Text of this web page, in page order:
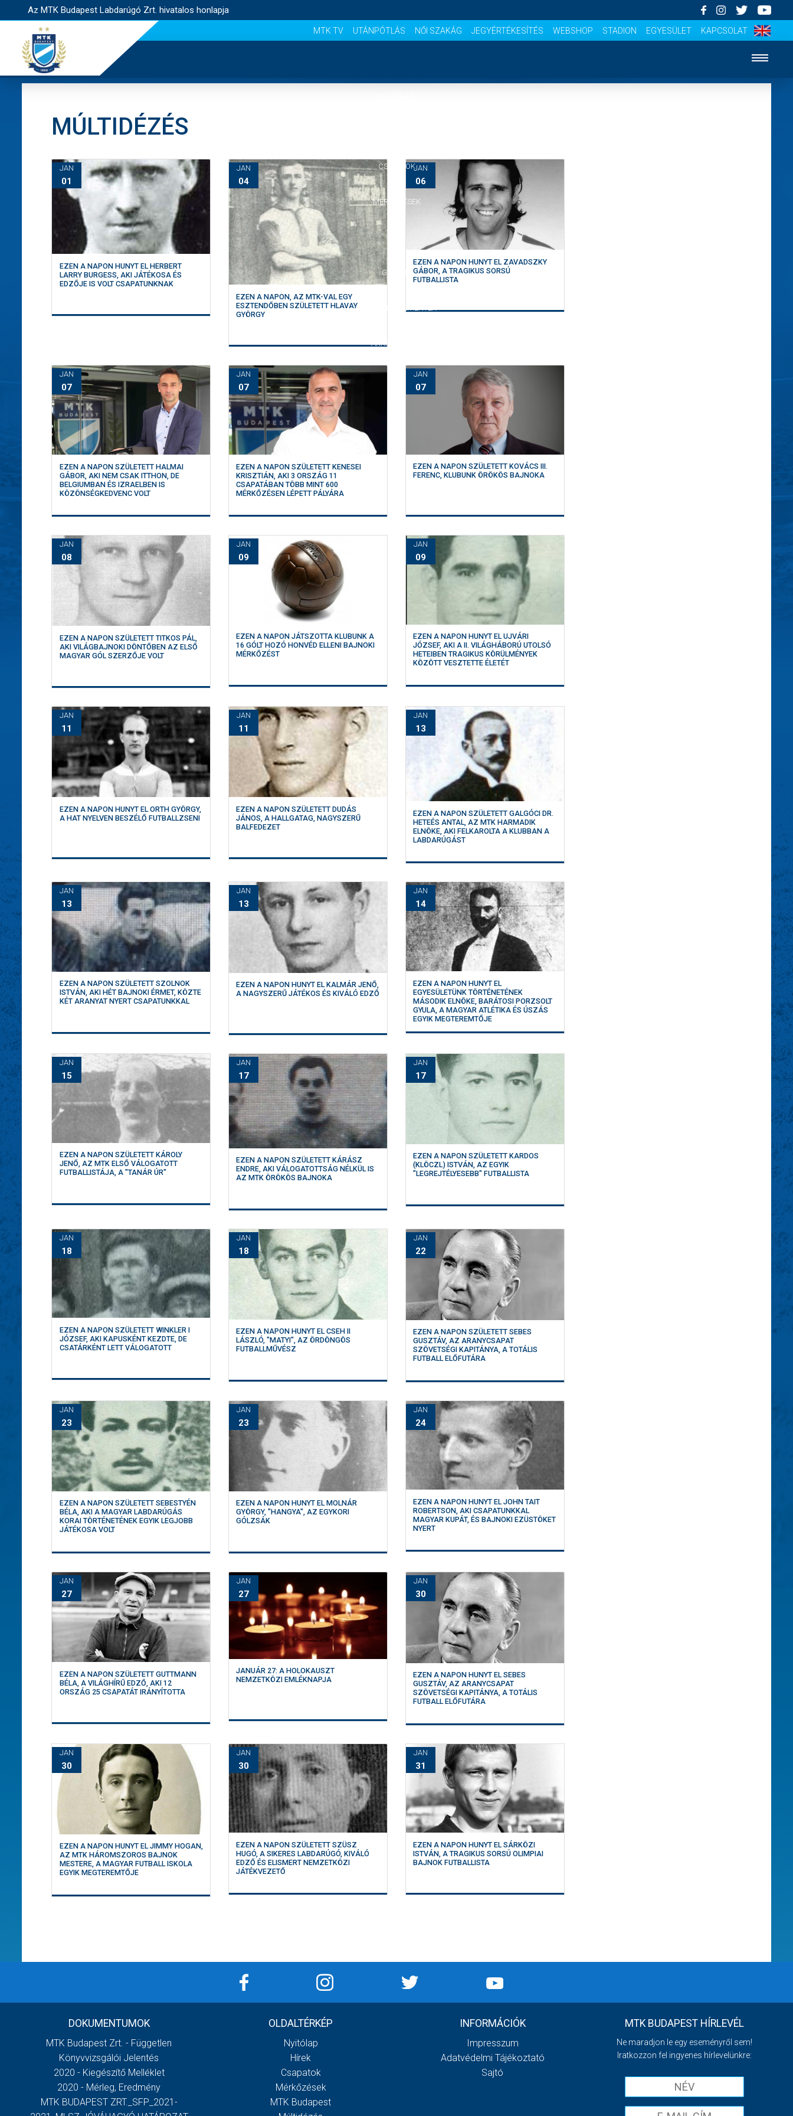
Az MTK Budapest Labdarúgó Zrt. hivatalos honlapja
MTK TV UTÁNPÓTLÁS NŐI SZAKÁG JEGYÉRTÉKESÍTÉS WEBSHOP STADION EGYESÜLET KAPCSOLAT
CSAPATOK
MÉRKŐZÉSEK
GALÉRIA
SZURKOLÓI ÉLMÉNYEK
AKKREDITÁCIÓ
MÚLTIDÉZÉS
JAN
01
EZEN A NAPON HUNYT EL HERBERT
LARRY BURGESS, AKI JÁTÉKOSA ÉS
EDZŐJE IS VOLT CSAPATUNKNAK
JAN
04
EZEN A NAPON, AZ MTK-VAL EGY
ESZTENDŐBEN SZÜLETETT HLAVAY
GYÖRGY
JAN
06
EZEN A NAPON HUNYT EL ZAVADSZKY
GÁBOR, A TRAGIKUS SORSÚ
FUTBALLISTA
JAN
07
EZEN A NAPON SZÜLETETT HALMAI
GÁBOR, AKI NEM CSAK ITTHON, DE
BELGIUMBAN ÉS IZRAELBEN IS
KÖZÖNSÉGKEDVENC VOLT
JAN
07
EZEN A NAPON SZÜLETETT KENESEI
KRISZTIÁN, AKI 3 ORSZÁG 11
CSAPATÁBAN TÖBB MINT 600
MÉRKŐZÉSEN LÉPETT PÁLYÁRA
JAN
07
EZEN A NAPON SZÜLETETT KOVÁCS III.
FERENC, KLUBUNK ÖRÖKÖS BAJNOKA
JAN
08
EZEN A NAPON SZÜLETETT TITKOS PÁL,
AKI VILÁGBAJNOKI DÖNTŐBEN AZ ELSŐ
MAGYAR GÓL SZERZŐJE VOLT
JAN
09
EZEN A NAPON JÁTSZOTTA KLUBUNK A
16 GÓLT HOZÓ HONVÉD ELLENI BAJNOKI
MÉRKŐZÉST
JAN
09
EZEN A NAPON HUNYT EL UJVÁRI
JÓZSEF, AKI A II. VILÁGHÁBORÚ UTOLSÓ
HETEIBEN TRAGIKUS KÖRÜLMÉNYEK
KÖZÖTT VESZTETTE ÉLETÉT
JAN
11
EZEN A NAPON HUNYT EL ORTH GYÖRGY,
A HAT NYELVEN BESZÉLŐ FUTBALLZSENI
JAN
11
EZEN A NAPON SZÜLETETT DUDÁS
JÁNOS, A HALLGATAG, NAGYSZERŰ
BALFEDEZET
JAN
13
EZEN A NAPON SZÜLETETT GALGÓCI DR.
HETEÉS ANTAL, AZ MTK HARMADIK
ELNÖKE, AKI FELKAROLTA A KLUBBAN A
LABDARÚGÁST
JAN
13
EZEN A NAPON SZÜLETETT SZOLNOK
ISTVÁN, AKI HÉT BAJNOKI ÉRMET, KÖZTE
KÉT ARANYAT NYERT CSAPATUNKKAL
JAN
13
EZEN A NAPON HUNYT EL KALMÁR JENŐ,
A NAGYSZERŰ JÁTÉKOS ÉS KIVÁLÓ EDZŐ
JAN
14
EZEN A NAPON HUNYT EL
EGYESÜLETÜNK TÖRTÉNETÉNEK
MÁSODIK ELNÖKE, BARÁTOSI PORZSOLT
GYULA, A MAGYAR ATLÉTIKA ÉS ÚSZÁS
EGYIK MEGTEREMTŐJE
JAN
15
EZEN A NAPON SZÜLETETT KÁROLY
JENŐ, AZ MTK ELSŐ VÁLOGATOTT
FUTBALLISTÁJA, A "TANÁR ÚR"
JAN
17
EZEN A NAPON SZÜLETETT KÁRÁSZ
ENDRE, AKI VÁLOGATOTTSÁG NÉLKÜL IS
AZ MTK ÖRÖKÖS BAJNOKA
JAN
17
EZEN A NAPON SZÜLETETT KARDOS
(KLÖCZL) ISTVÁN, AZ EGYIK
"LEGREJTÉLYESEBB" FUTBALLISTA
JAN
18
EZEN A NAPON SZÜLETETT WINKLER I
JÓZSEF, AKI KAPUSKÉNT KEZDTE, DE
CSATÁRKÉNT LETT VÁLOGATOTT
JAN
18
EZEN A NAPON HUNYT EL CSEH II
LÁSZLÓ, "MATYI", AZ ÖRDÖNGÖS
FUTBALLMŰVÉSZ
JAN
22
EZEN A NAPON SZÜLETETT SEBES
GUSZTÁV, AZ ARANYCSAPAT
SZÖVETSÉGI KAPITÁNYA, A TOTÁLIS
FUTBALL ELŐFUTÁRA
JAN
23
EZEN A NAPON SZÜLETETT SEBESTYÉN
BÉLA, AKI A MAGYAR LABDARÚGÁS
KORAI TÖRTÉNETÉNEK EGYIK LEGJOBB
JÁTÉKOSA VOLT
JAN
23
EZEN A NAPON HUNYT EL MOLNÁR
GYÖRGY, "HANGYA", AZ EGYKORI
GÓLZSÁK
JAN
24
EZEN A NAPON HUNYT EL JOHN TAIT
ROBERTSON, AKI CSAPATUNKKAL
MAGYAR KUPÁT, ÉS BAJNOKI EZÜSTÖKET
NYERT
JAN
27
EZEN A NAPON SZÜLETETT GUTTMANN
BÉLA, A VILÁGHÍRŰ EDZŐ, AKI 12
ORSZÁG 25 CSAPATÁT IRÁNYÍTOTTA
JAN
27
JANUÁR 27: A HOLOKAUSZT
NEMZETKÖZI EMLÉKNAPJA
JAN
30
EZEN A NAPON HUNYT EL SEBES
GUSZTÁV, AZ ARANYCSAPAT
SZÖVETSÉGI KAPITÁNYA, A TOTÁLIS
FUTBALL ELŐFUTÁRA
JAN
30
EZEN A NAPON HUNYT EL JIMMY HOGAN,
AZ MTK HÁROMSZOROS BAJNOK
MESTERE, A MAGYAR FUTBALL ISKOLA
EGYIK MEGTEREMTŐJE
JAN
30
EZEN A NAPON SZÜLETETT SZÜSZ
HUGÓ, A SIKERES LABDARÚGÓ, KIVÁLÓ
EDZŐ ÉS ELISMERT NEMZETKÖZI
JÁTÉKVEZETŐ
JAN
31
EZEN A NAPON HUNYT EL SÁRKÖZI
ISTVÁN, A TRAGIKUS SORSÚ OLIMPIAI
BAJNOK FUTBALLISTA
DOKUMENTUMOK
MTK Budapest Zrt. - Független
Könyvvizsgálói Jelentés
2020 - Kiegészítő Melléklet
2020 - Mérleg, Eredmény
MTK BUDAPEST ZRT._SFP_2021-
OLDALTÉRKÉP
Nyitólap
Hírek
Csapatok
Mérkőzések
MTK Budapest
INFORMÁCIÓK
Impresszum
Adatvédelmi Tájékoztató
Sajtó
MTK BUDAPEST HÍRLEVÉL
Ne maradjon le egy eseményről sem!
Iratkozzon fel ingyenes hírlevelünkre: